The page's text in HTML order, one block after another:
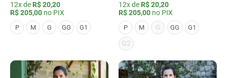
12x de R$ 20,20
R$ 205,00 no PIX
P M G GG G1
12x de R$ 20,20
R$ 205,00 no PIX
P M G GG G1
G2